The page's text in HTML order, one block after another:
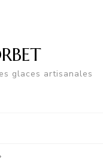
glaces artisanales